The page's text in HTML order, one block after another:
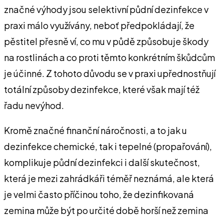
značné výhody jsou selektivní půdní dezinfekce v
praxi málo využívány, neboť předpokládají, že
pěstitel přesně ví, co mu v půdě způsobuje škody
na rostlinách a co proti těmto konkrétním škůdcům
je účinné. Z tohoto důvodu se v praxi upřednostňují
totální způsoby dezinfekce, které však mají též
řadu nevýhod.
Kromě značné finanční náročnosti, a to jak u
dezinfekce chemické, tak i tepelné (propařování),
komplikuje půdní dezinfekci i další skutečnost,
která je mezi zahrádkáři téměř neznámá, ale která
je velmi často příčinou toho, že dezinfikovaná
zemina může být po určité době horší než zemina